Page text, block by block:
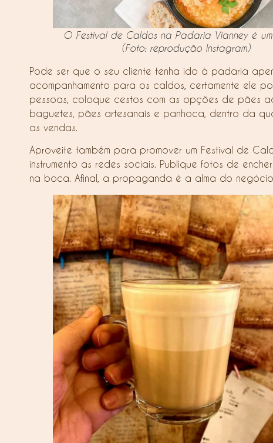
O Festival de Caldos na Padaria Vianney é um
(Foto: reprodução Instagram)
Pode ser que o seu cliente tenha ido à padaria
acompanhamento para os caldos, certamente ele
pessoas, coloque cestos com as opções de pães
baguetes, pães artesanais e panhoca, dentro da
as vendas.
Aproveite também para promover um Festival de
instrumento as redes sociais. Publique fotos de
na boca. Afinal, a propaganda é a alma do